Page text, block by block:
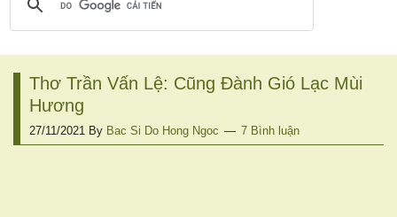
Thơ Trần Vấn Lệ: Cũng Đành Gió Lạc Mùi
Hương
27/11/2021 By Bac Si Do Hong Ngoc 7 Bình luận